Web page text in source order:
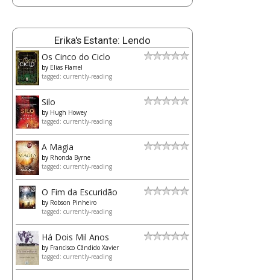
Erika's Estante: Lendo
Os Cinco do Ciclo
by Elias Flamel
tagged: currently-reading
Silo
by Hugh Howey
tagged: currently-reading
A Magia
by Rhonda Byrne
tagged: currently-reading
O Fim da Escuridão
by Robson Pinheiro
tagged: currently-reading
Há Dois Mil Anos
by Francisco Cândido Xavier
tagged: currently-reading